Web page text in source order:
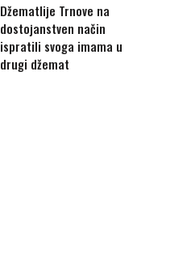
Džematlije Trnove na
dostojanstven način
ispratili svoga imama u
drugi džemat